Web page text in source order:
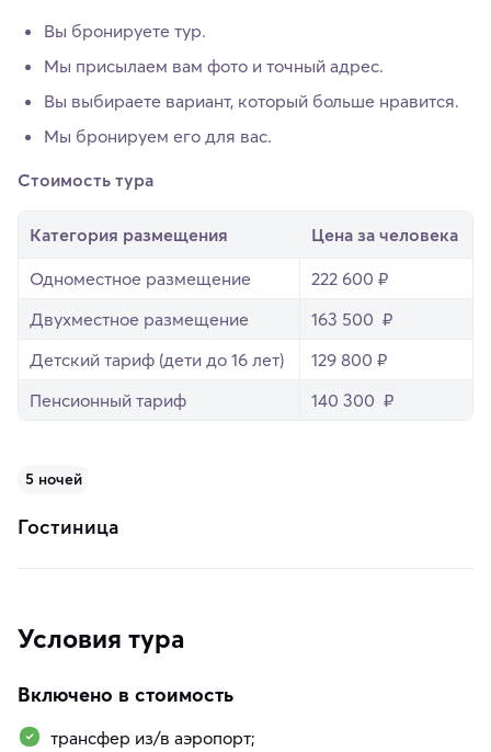
Вы бронируете тур.
Мы присылаем вам фото и точный адрес.
Вы выбираете вариант, который больше нравится.
Мы бронируем его для вас.
Стоимость тура
Категория размещения
Цена за человека
Одноместное размещение
222 600 ₽
Двухместное размещение
163 500 ₽
Детский тариф (дети до 16 лет)
129 800 ₽
Пенсионный тариф
140 300 ₽
5 ночей
Гостиница
Условия тура
Включено в стоимость
трансфер из/в аэропорт;